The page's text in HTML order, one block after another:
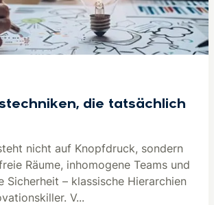
die tatsächlich
nicht auf Knopfdruck, sondern
Räume, inhomogene Teams und
Sicherheit – klassische Hierarchien
V...